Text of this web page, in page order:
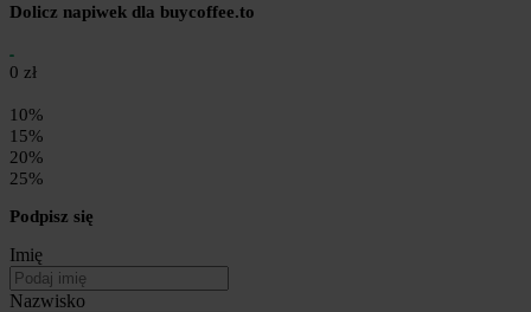
Dolicz napiwek dla buycoffee.to
0 zł
10%
15%
20%
25%
Podpisz się
Imię
Nazwisko